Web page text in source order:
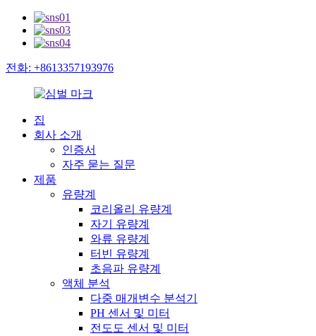
전화: +8613357193976
집
회사 소개
인증서
자주 묻는 질문
제품
유량계
코리올리 유량계
자기 유량계
와류 유량계
터빈 유량계
초음파 유량계
액체 분석
다중 매개변수 분석기
PH 센서 및 미터
전도도 센서 및 미터